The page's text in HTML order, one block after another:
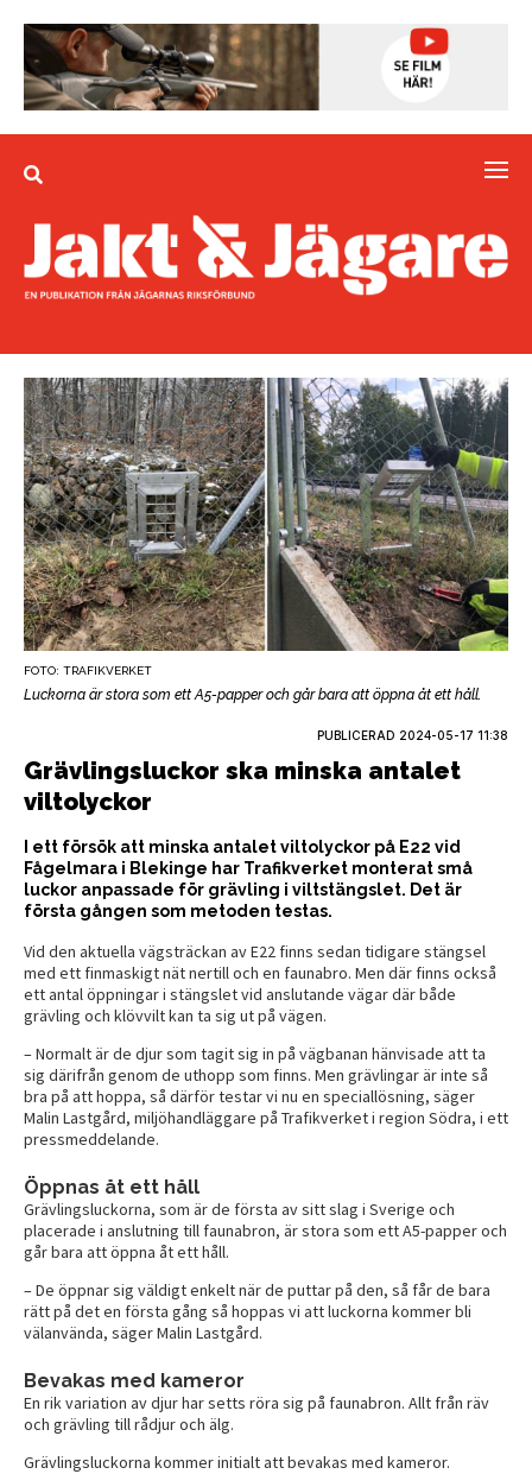
FOTO: TRAFIKVERKET
Luckorna är stora som ett A5-papper och går bara att öppna åt ett håll.
PUBLICERAD 2024-05-17 11:38
Grävlingsluckor ska minska antalet
viltolyckor
I ett försök att minska antalet viltolyckor på E22 vid
Fågelmara i Blekinge har Trafikverket monterat små
luckor anpassade för grävling i viltstängslet. Det är
första gången som metoden testas.
Vid den aktuella vägsträckan av E22 finns sedan tidigare stängsel
med ett finmaskigt nät nertill och en faunabro. Men där finns också
ett antal öppningar i stängslet vid anslutande vägar där både
grävling och klövvilt kan ta sig ut på vägen.
– Normalt är de djur som tagit sig in på vägbanan hänvisade att ta
sig därifrån genom de uthopp som finns. Men grävlingar är inte så
bra på att hoppa, så därför testar vi nu en speciallösning, säger
Malin Lastgård, miljöhandläggare på Trafikverket i region Södra, i ett
pressmeddelande.
Öppnas åt ett håll
Grävlingsluckorna, som är de första av sitt slag i Sverige och
placerade i anslutning till faunabron, är stora som ett A5-papper och
går bara att öppna åt ett håll.
– De öppnar sig väldigt enkelt när de puttar på den, så får de bara
rätt på det en första gång så hoppas vi att luckorna kommer bli
välanvända, säger Malin Lastgård.
Bevakas med kameror
En rik variation av djur har setts röra sig på faunabron. Allt från räv
och grävling till rådjur och älg.
Grävlingsluckorna kommer initialt att bevakas med kameror.